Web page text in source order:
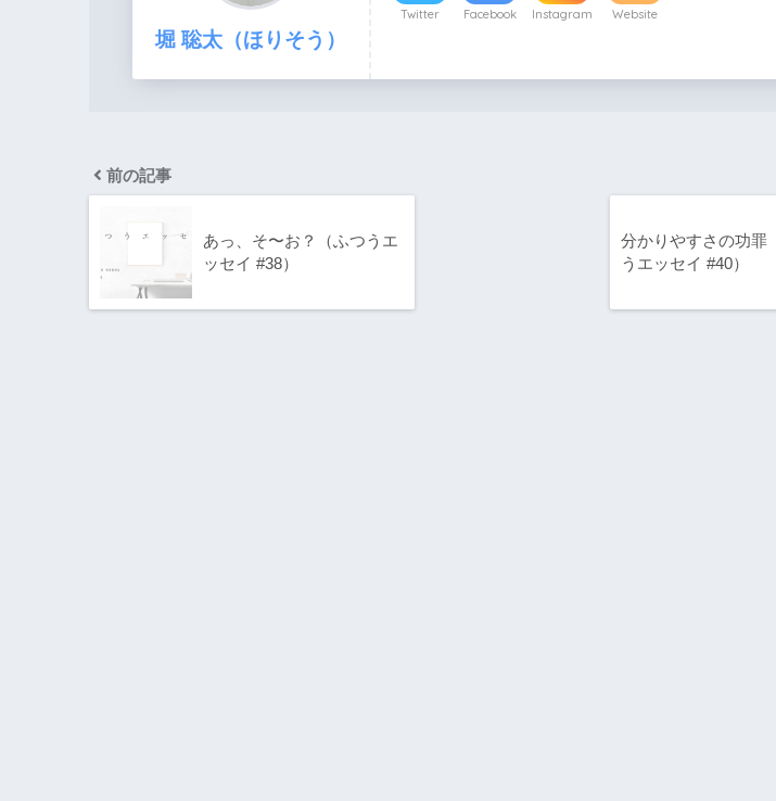
堀 聡太（ほりそう）
Twitter Facebook Instagram Website
前の記事
あっ、そ〜お？（ふつうエ
ッセイ #38）
分かりやすさの功罪
うエッセイ #40）